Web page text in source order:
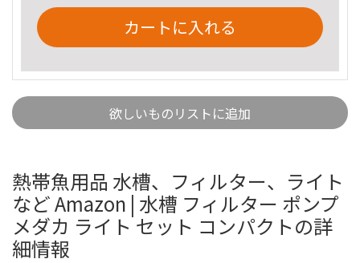
カートに入れる
欲しいものリストに追加
熱帯魚用品 水槽、フィルター、ライト
など Amazon | 水槽 フィルター ポンプ
メダカ ライト セット コンパクトの詳
細情報